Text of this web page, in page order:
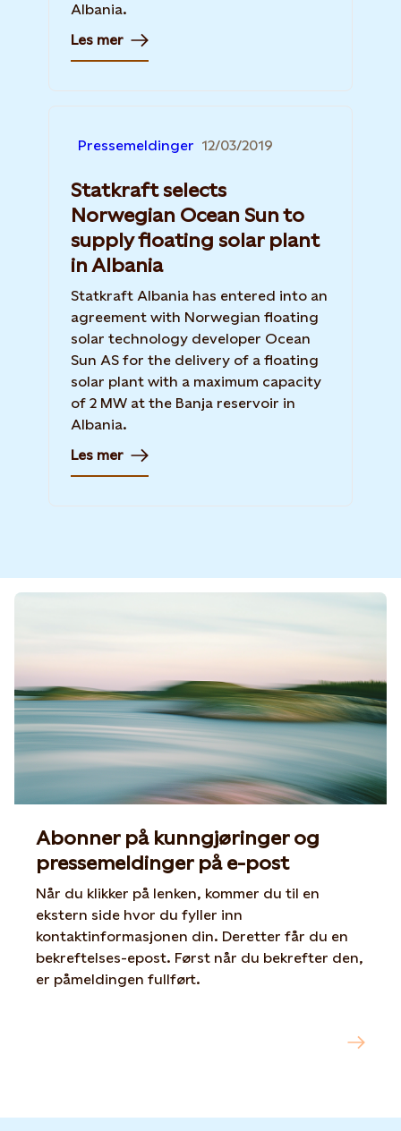
Albania.
Les mer
Pressemeldinger 12/03/2019
Statkraft selects
Norwegian Ocean Sun to
supply floating solar plant
in Albania
Statkraft Albania has entered into an
agreement with Norwegian floating
solar technology developer Ocean
Sun AS for the delivery of a floating
solar plant with a maximum capacity
of 2 MW at the Banja reservoir in
Albania.
Les mer
Abonner på kunngjøringer og
pressemeldinger på e-post
Når du klikker på lenken, kommer du til en
ekstern side hvor du fyller inn
kontaktinformasjonen din. Deretter får du en
bekreftelses-epost. Først når du bekrefter den,
er påmeldingen fullført.